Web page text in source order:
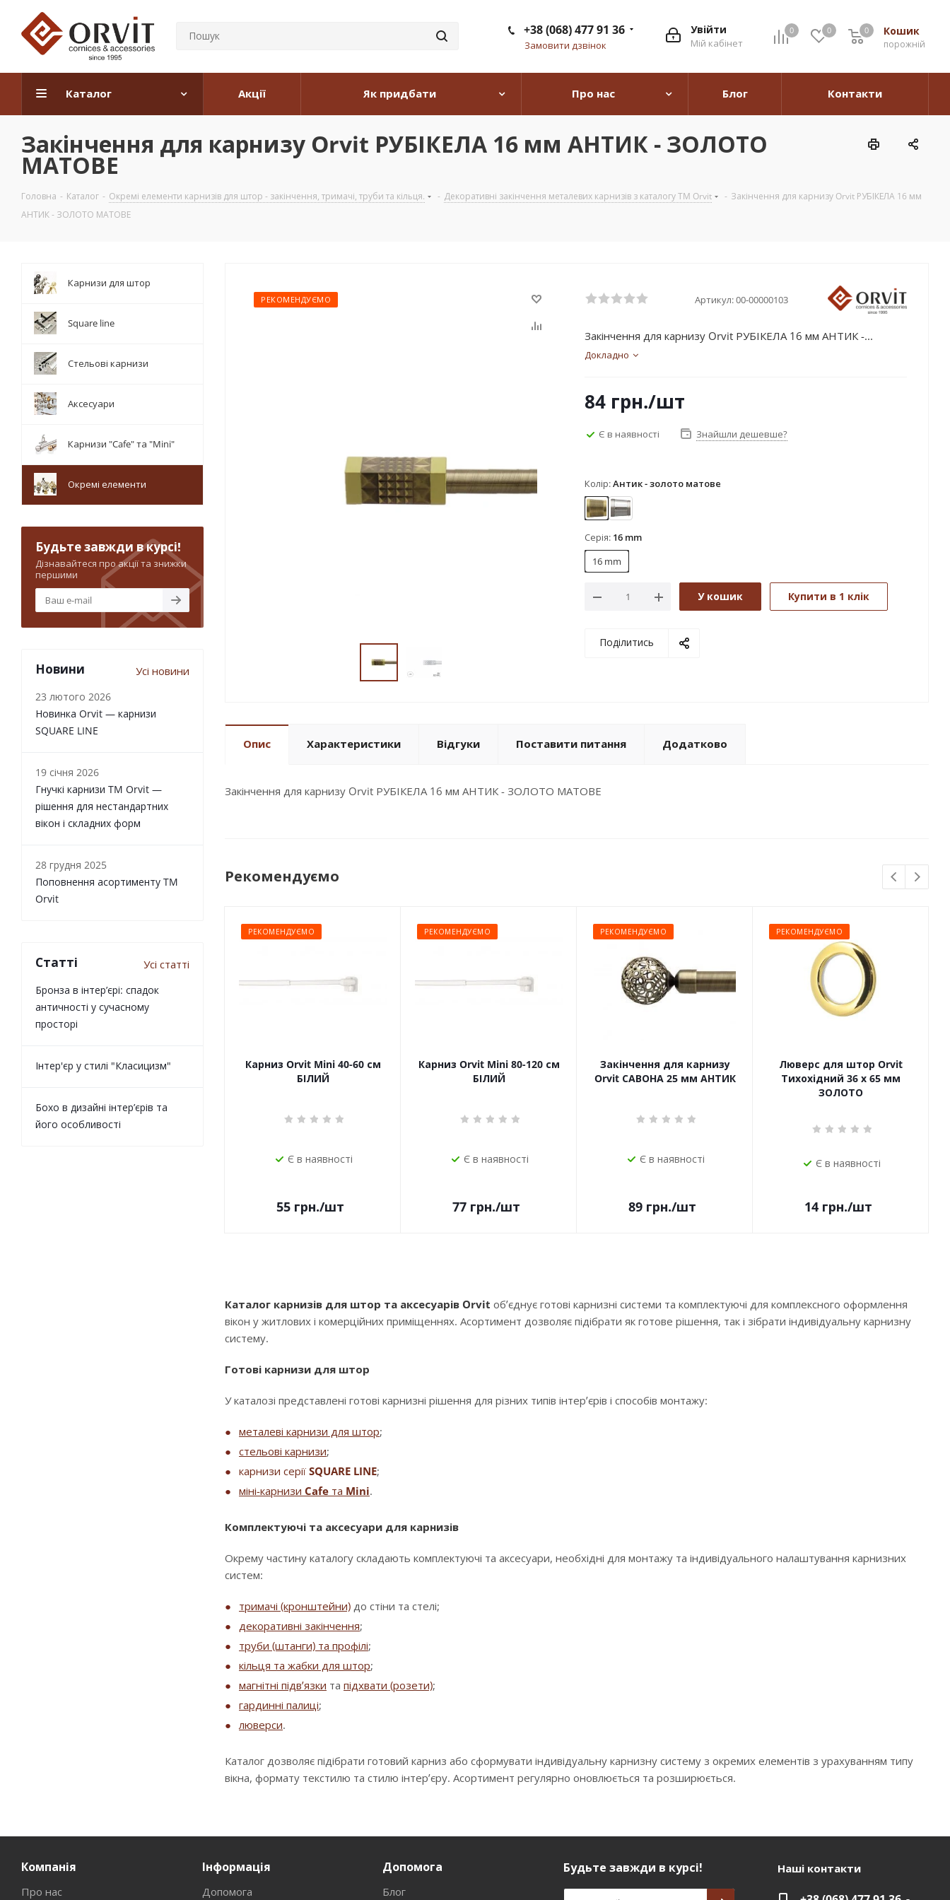
0 0 Кошик
0
порожній
0
Увійти
Мій кабінет
+38 (068) 477 91 36
Замовити дзвінок
Каталог Акції Як придбати Про нас Блог Контакти
Закінчення для карнизу Orvit РУБІКЕЛА 16 мм АНТИК - ЗОЛОТО
МАТОВЕ
Головна - Каталог - Окремі елементи карнизів для штор - закінчення, тримачі, труби та кільця. - Декоративні закінчення металевих карнизів з каталогу TM Orvit - Закінчення для карнизу Orvit РУБІКЕЛА 16 мм
АНТИК - ЗОЛОТО МАТОВЕ
РЕКОМЕНДУЄМО Артикул:00-00000103
Закінчення для карнизу Orvit РУБІКЕЛА 16 мм АНТИК -...
Докладно
84 грн./шт
Є в наявності Знайшли дешевше?
Колір:Антик - золото матове
Антик - золото матове
Сатин - хром
Серія: 16 mm
16 mm
У кошик Купити в 1 клік
Поділитись
Опис Характеристики Відгуки Поставити питання Додатково
Закінчення для карнизу Orvit РУБІКЕЛА 16 мм АНТИК - ЗОЛОТО МАТОВЕ
Рекомендуємо
РЕКОМЕНДУЄМО
Карниз Orvit Mini 40-60 см
БІЛИЙ
Є в наявності
55 грн./шт
РЕКОМЕНДУЄМО
Карниз Orvit Mini 80-120 см
БІЛИЙ
Є в наявності
77 грн./шт
РЕКОМЕНДУЄМО
Закінчення для карнизу
Orvit САВОНА 25 мм АНТИК
Є в наявності
89 грн./шт
РЕКОМЕНДУЄМО
Люверс для штор Orvit
Тихохідний 36 х 65 мм
ЗОЛОТО
Є в наявності
14 грн./шт
Каталог карнизів для штор та аксесуарів Orvit об’єднує готові карнизні системи та комплектуючі для комплексного оформлення
вікон у житлових і комерційних приміщеннях. Асортимент дозволяє підібрати як готове рішення, так і зібрати індивідуальну карнизну
систему.
Готові карнизи для штор
У каталозі представлені готові карнизні рішення для різних типів інтер’єрів і способів монтажу:
металеві карнизи для штор;
стельові карнизи;
карнизи серії SQUARE LINE;
міні-карнизи Cafe та Mini.
Комплектуючі та аксесуари для карнизів
Окрему частину каталогу складають комплектуючі та аксесуари, необхідні для монтажу та індивідуального налаштування карнизних
систем:
тримачі (кронштейни) до стіни та стелі;
декоративні закінчення;
труби (штанги) та профілі;
кільця та жабки для штор;
магнітні підв’язки та підхвати (розети);
гардинні палиці;
люверси.
Каталог дозволяє підібрати готовий карниз або сформувати індивідуальну карнизну систему з окремих елементів з урахуванням типу
вікна, формату текстилю та стилю інтер’єру. Асортимент регулярно оновлюється та розширюється.
Карнизи для штор
Square line
Стельові карнизи
Аксесуари
Карнизи "Cafe" та "Mini"
Окремі елементи
Будьте завжди в курсі!
Дізнавайтеся про акції та знижки
першими
Новини Усі новини
23 лютого 2026
Новинка Orvit — карнизи
SQUARE LINE
19 січня 2026
Гнучкі карнизи TM Orvit —
рішення для нестандартних
вікон і складних форм
28 грудня 2025
Поповнення асортименту TM
Orvit
Статті Усі статті
Бронза в інтер’єрі: спадок
античності у сучасному
просторі
Інтер'єр у стилі "Класицизм"
Бохо в дизайні інтер’єрів та
його особливості
Компанія
Про нас
Інформація
Допомога
Допомога
Блог
Будьте завжди в курсі! Наші контакти